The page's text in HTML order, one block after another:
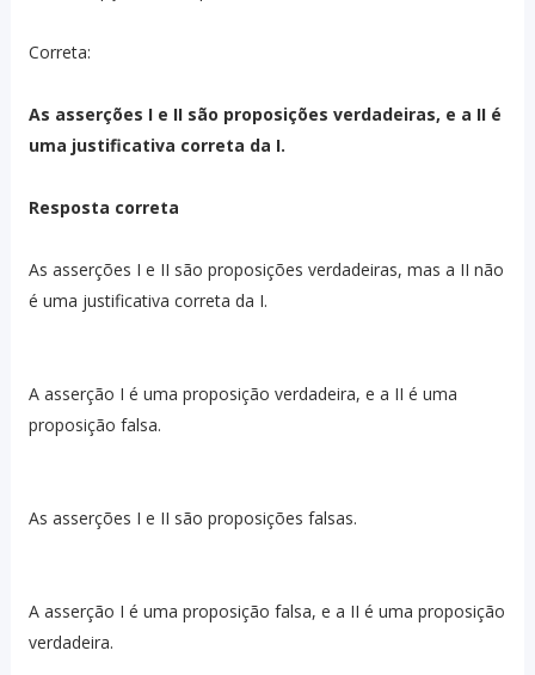
Correta:
As asserções I e II são proposições verdadeiras, e a II é
uma justificativa correta da I.
Resposta correta
As asserções I e II são proposições verdadeiras, mas a II não
é uma justificativa correta da I.
A asserção I é uma proposição verdadeira, e a II é uma
proposição falsa.
As asserções I e II são proposições falsas.
A asserção I é uma proposição falsa, e a II é uma proposição
verdadeira.